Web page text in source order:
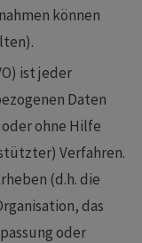
können
ist jeder
Daten
ohne Hilfe
Verfahren.
(d.h. die
das
oder